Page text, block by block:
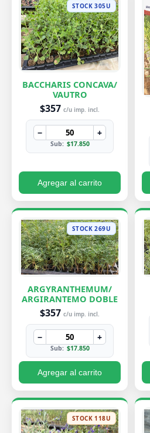
STOCK 305U
BACCHARIS CONCAVA/
VAUTRO
$357 c/u imp. incl.
− +
Sub: $17.850
Agregar al carrito
STOCK 269U
ARGYRANTHEMUM/
ARGIRANTEMO DOBLE
$357 c/u imp. incl.
− +
Sub: $17.850
Agregar al carrito
STOCK 118U